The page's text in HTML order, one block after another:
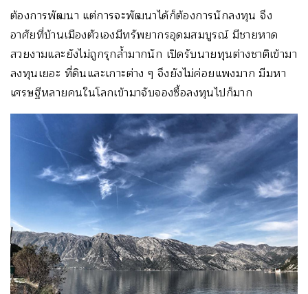
ต้องการพัฒนา แต่การจะพัฒนาได้ก็ต้องการนักลงทุน จึง
อาศัยที่บ้านเมืองตัวเองมีทรัพยากรอุดมสมบูรณ์ มีชายหาด
สวยงามและยังไม่ถูกรุกล้ำมากนัก เปิดรับนายทุนต่างชาติเข้ามา
ลงทุนเยอะ ที่ดินและเกาะต่าง ๆ จึงยังไม่ค่อยแพงมาก มีมหา
เศรษฐีหลายคนในโลกเข้ามาจับจองซื้อลงทุนไปก็มาก